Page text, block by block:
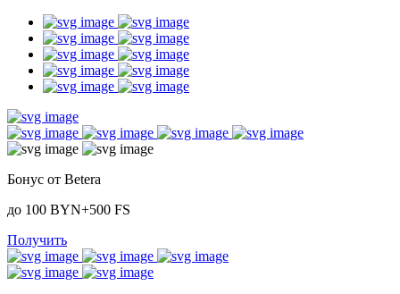
Бонус от Betera
до 100 BYN+500 FS
Получить